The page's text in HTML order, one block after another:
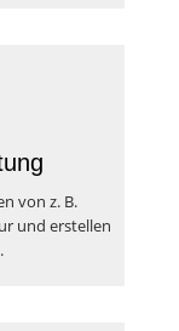
von z. B.
und erstellen